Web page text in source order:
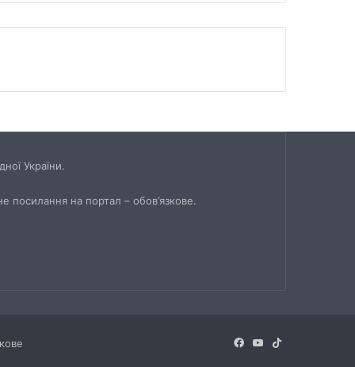
України.
посилання на портал – обов’язкове.
Facebook
YouTube
TikTok